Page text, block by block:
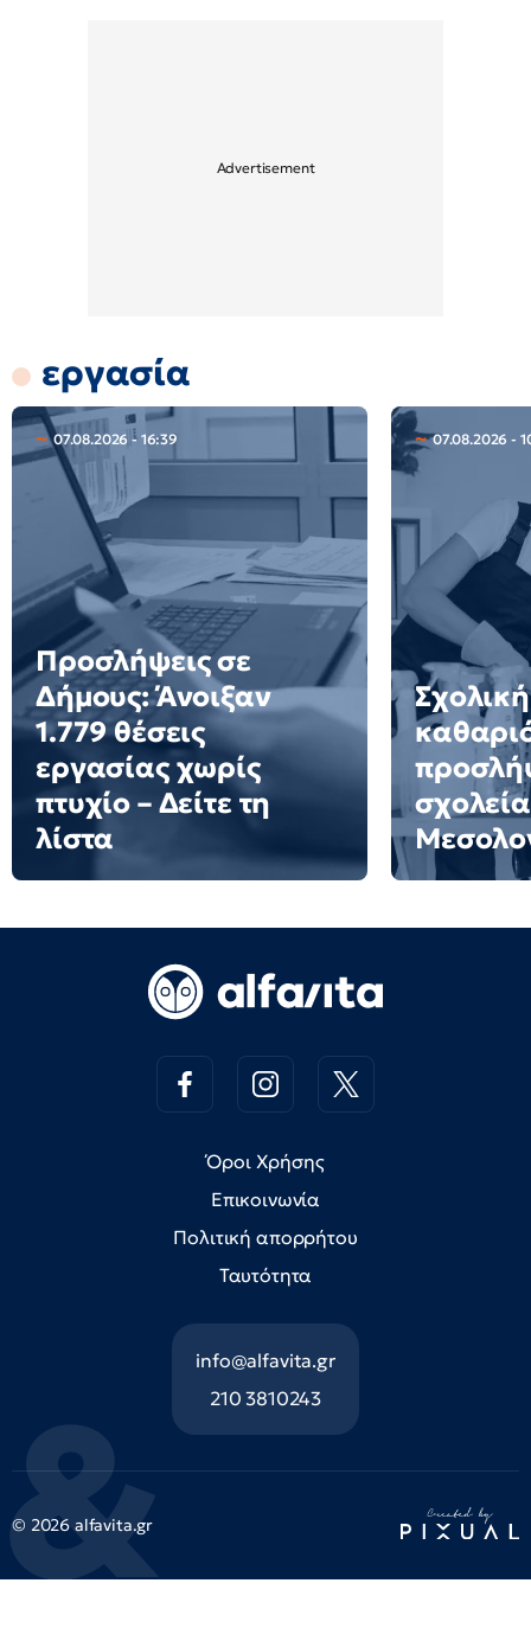
εργασία
07.08.2026 - 16:39
Προσλήψεις σε
Δήμους: Άνοιξαν
1.779 θέσεις
εργασίας χωρίς
πτυχίο – Δείτε τη
λίστα
07.08.2026 -
Σχολική
Όροι Χρήσης
Επικοινωνία
Πολιτική απορρήτου
Ταυτότητα
info@alfavita.gr
210 3810243
© 2026 alfavita.gr